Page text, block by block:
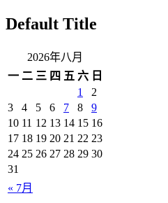
Default Title
2026年八月
一 二 三 四 五 六 日
« 7月
1
2
3
4 5 6 7 8
9
10 11 12 13 14 15 16
17 18 19 20 21 22 23
24 25 26 27 28 29 30
31